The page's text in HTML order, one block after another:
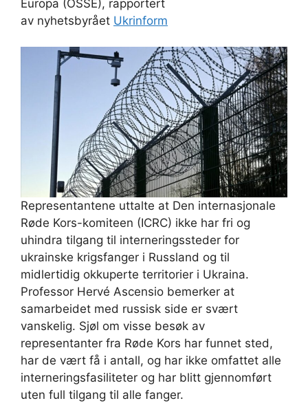
Europa (OSSE), rapportert
av nyhetsbyrået Ukrinform
Representantene uttalte at Den internasjonale
Røde Kors-komiteen (ICRC) ikke har fri og
uhindra tilgang til interneringssteder for
ukrainske krigsfanger i Russland og til
midlertidig okkuperte territorier i Ukraina.
Professor Hervé Ascensio bemerker at
samarbeidet med russisk side er svært
vanskelig. Sjøl om visse besøk av
representanter fra Røde Kors har funnet sted,
har de vært få i antall, og har ikke omfattet alle
interneringsfasiliteter og har blitt gjennomført
uten full tilgang til alle fanger.